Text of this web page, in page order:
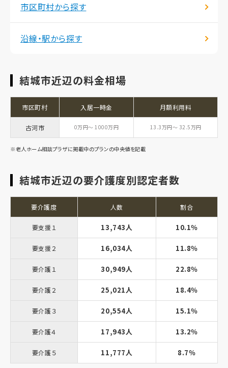
市区町村から探す
沿線・駅から探す
結城市近辺の料金相場
市区町村 入居一時金 月額利用料
古河市 0万円～ 1000万円 13.3万円～ 32.5万円
※老人ホーム相談プラザに掲載中のプランの中央値を記載
結城市近辺の要介護度別認定者数
要介護度 人数 割合
要支援１ 13,743人 10.1％
要支援２ 16,034人 11.8％
要介護１ 30,949人 22.8％
要介護２ 25,021人 18.4％
要介護３ 20,554人 15.1％
要介護４ 17,943人 13.2％
要介護５ 11,777人 8.7％